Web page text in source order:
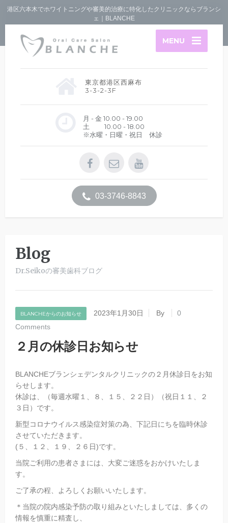
港区六本木でホワイトニングや審美的治療に特化したクリニックならブランシ
ェ｜BLANCHE
MENU
東京都港区西麻布
3-3-2-3F
月 - 金 10.00 - 19.00
土 10.00 - 18.00
※水曜・日曜・祝日 休診
03-3746-8843
Blog
Dr.Seikoの審美歯科ブログ
BLANCHEからのお知らせ 2023年1月30日 By
0
Comments
２月の休診日お知らせ
BLANCHEブランシェデンタルクリニックの２月休診日をお知
らせします。
休診は、（毎週水曜１、８、１５、２２日）（祝日１１、２
３日）です。
新型コロナウイルス感染症対策の為、下記日にちを臨時休診
させていただきます。
(５、１２、１９、２６日)です。
当院ご利用の患者さまには、大変ご迷惑をおかけいたしま
す。
ご了承の程、よろしくお願いいたします。
＊当院の院内感染予防の取り組みといたしましては、多くの
情報を慎重に精査し、